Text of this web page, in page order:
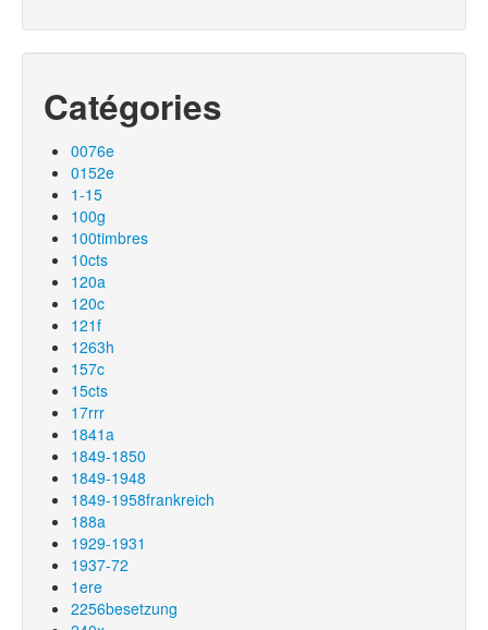
Catégories
0076e
0152e
1-15
100g
100timbres
10cts
120a
120c
121f
1263h
157c
15cts
17rrr
1841a
1849-1850
1849-1948
1849-1958frankreich
188a
1929-1931
1937-72
1ere
2256besetzung